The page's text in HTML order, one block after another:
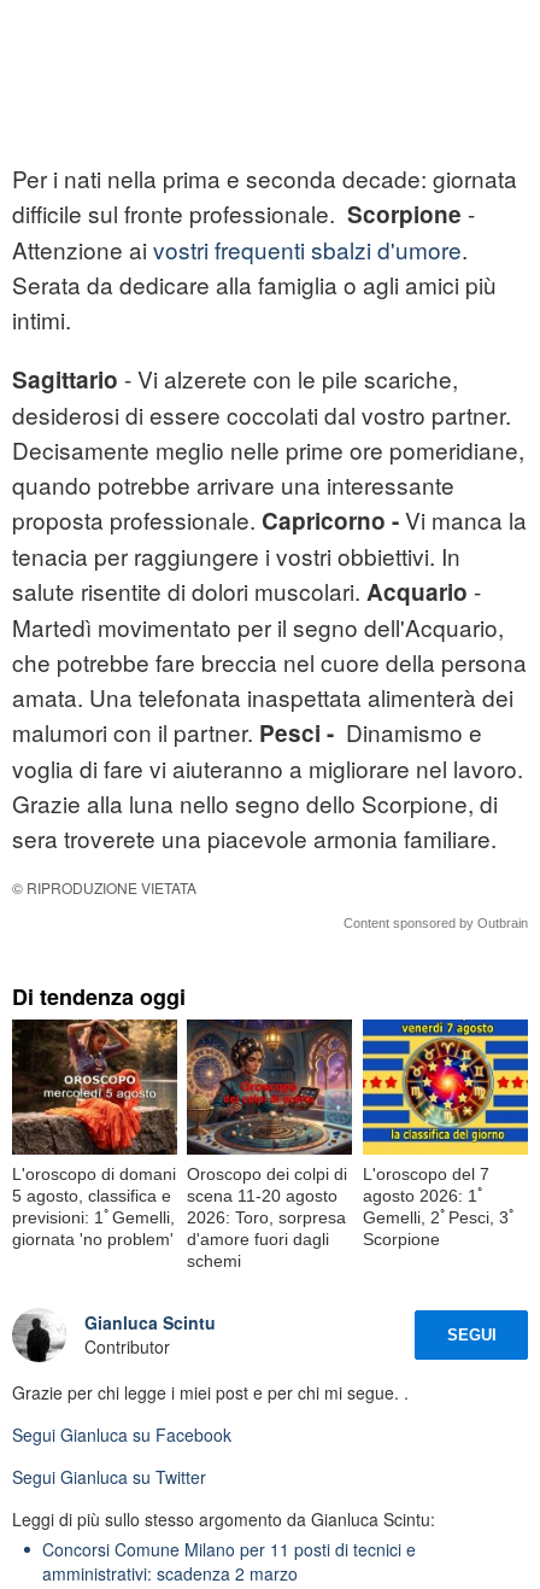
Per i nati nella prima e seconda decade: giornata
difficile sul fronte professionale. Scorpione -
Attenzione ai vostri frequenti sbalzi d'umore.
Serata da dedicare alla famiglia o agli amici più
intimi.
Sagittario - Vi alzerete con le pile scariche,
desiderosi di essere coccolati dal vostro partner.
Decisamente meglio nelle prime ore pomeridiane,
quando potrebbe arrivare una interessante
proposta professionale. Capricorno -Vi manca la
tenacia per raggiungere i vostri obbiettivi. In
salute risentite di dolori muscolari. Acquario -
Martedì movimentato per il segno dell'Acquario,
che potrebbe fare breccia nel cuore della persona
amata. Una telefonata inaspettata alimenterà dei
malumori con il partner. Pesci - Dinamismo e
voglia di fare vi aiuteranno a migliorare nel lavoro.
Grazie alla luna nello segno dello Scorpione, di
sera troverete una piacevole armonia familiare.
© RIPRODUZIONE VIETATA
Content sponsored by Outbrain
Di tendenza oggi
L'oroscopo di domani
5 agosto, classifica e
previsioni: 1ﾟGemelli,
giornata 'no problem'
Oroscopo dei colpi di
scena 11-20 agosto
2026: Toro, sorpresa
d'amore fuori dagli
schemi
L'oroscopo del 7
agosto 2026: 1ﾟ
Gemelli, 2ﾟPesci, 3ﾟ
Scorpione
Gianluca Scintu
Contributor
SEGUI
Grazie per chi legge i miei post e per chi mi segue. .
Segui Gianluca su Facebook
Segui Gianluca su Twitter
Leggi di più sullo stesso argomento da Gianluca Scintu:
Concorsi Comune Milano per 11 posti di tecnici e
amministrativi: scadenza 2 marzo